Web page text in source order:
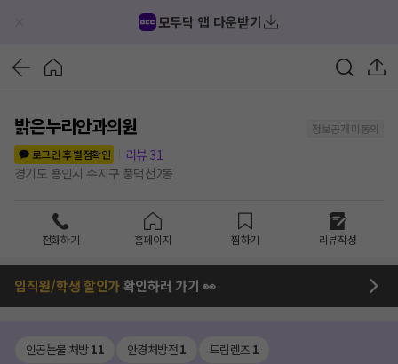
모두닥 앱 다운받기
밝은누리안과의원
정보공개 미동의
로그인 후 별점확인
리뷰 31
경기도 용인시 수지구 풍덕천2동
전화하기 홈페이지 찜하기 리뷰작성
임직원/학생 할인가확인하러 가기 👀
인공눈물 처방11 안경처방전1 드림렌즈 1